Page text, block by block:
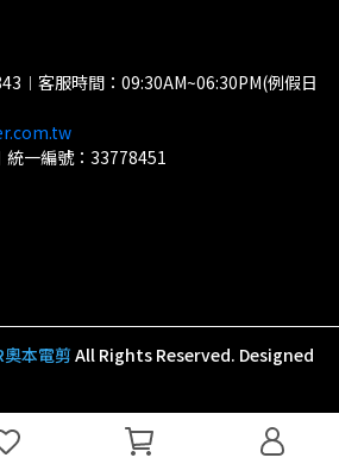
客服時間：09:30AM~06:30PM(例假日
統一編號：33778451
奧本電剪 All Rights Reserved. Designed